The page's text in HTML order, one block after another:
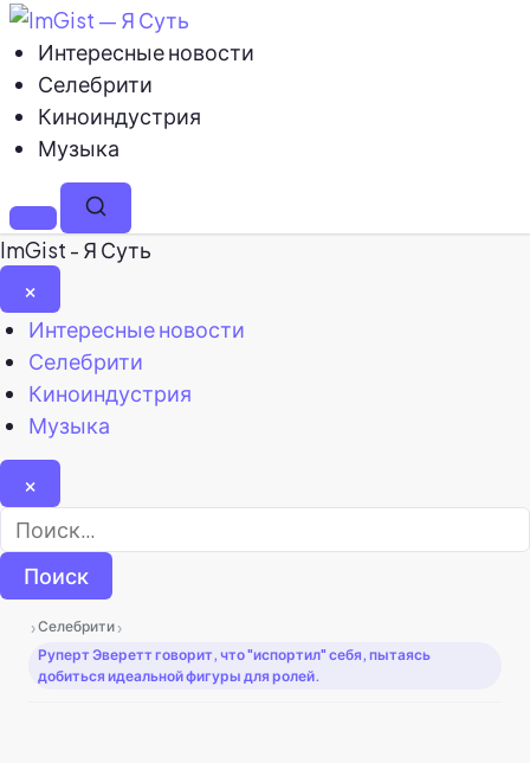
Интересные новости
Селебрити
Киноиндустрия
Музыка
МенюПоиск
ImGist - Я Суть
×
Закрыть
меню
Интересные новости
Селебрити
Киноиндустрия
Музыка
×
Найти:
›Селебрити ›
Руперт Эверетт говорит, что "испортил" себя, пытаясь
добиться идеальной фигуры для ролей.